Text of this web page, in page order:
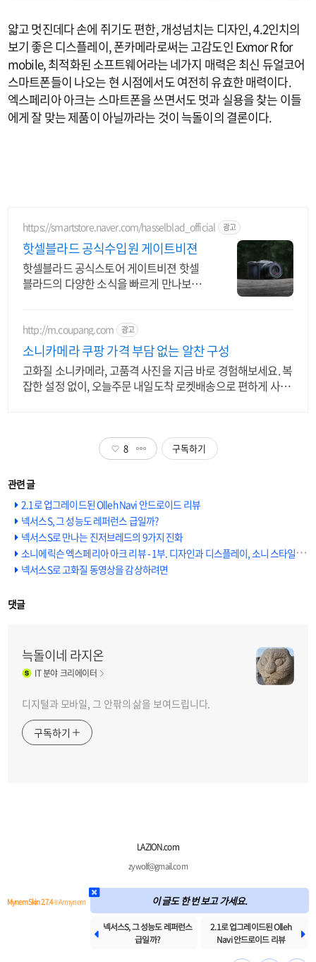
얇고 멋진데다 손에 쥐기도 편한, 개성넘치는 디자인, 4.2인치의
보기 좋은 디스플레이, 폰카메라로써는 고감도인 Exmor R for
mobile, 최적화된 소프트웨어라는 네가지 매력은 최신 듀얼코어
스마트폰들이 나오는 현 시점에서도 여전히 유효한 매력이다.
엑스페리아 아크는 스마트폰을 쓰면서도 멋과 실용을 찾는 이들
에게 잘 맞는 제품이 아닐까라는 것이 늑돌이의 결론이다.
https://smartstore.naver.com/hasselblad_official 광고
핫셀블라드 공식수입원 게이트비젼
핫셀블라드 공식스토어 게이트비젼 핫셀
블라드의 다양한 소식을 빠르게 만나보세
http://m.coupang.com 광고
소니카메라 쿠팡 가격 부담 없는 알찬 구성
고화질 소니카메라, 고품격 사진을 지금 바로 경험해보세요. 복
잡한 설정 없이, 오늘주문 내일도착 로켓배송으로 편하게 사용
8 구독하기
2.1로 업그레이드된 Olleh Navi 안드로이드 리뷰
넥서스S, 그 성능도 레퍼런스 급일까?
넥서스S로 만나는 진저브레드의 9가지 진화
소니에릭슨 엑스페리아 아크 리뷰 - 1부. 디자인과 디스플레이, 소니 스타일을 만나다
넥서스S로 고화질 동영상을 감상하려면
댓글
늑돌이네 라지온
IT분야 크리에이터
디지털과 모바일, 그 안팎의 삶을 보여드립니다.
구독하기
LAZION.com
zywolf@gmail.com
Mynem Skin 2.7.4© Armynem 이 글도 한 번 보고 가세요.
 넥서스S, 그 성능도 레퍼런스
급일까?
2.1로 업그레이드된 Olleh
Navi 안드로이드 리뷰
